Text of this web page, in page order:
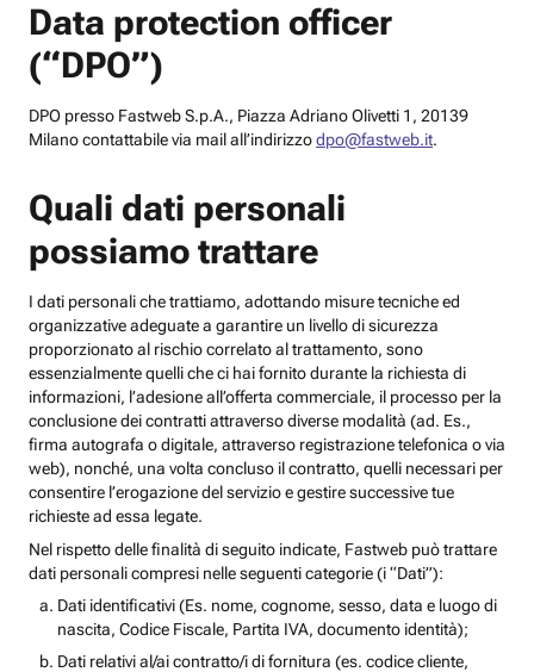
Data protection officer
(“DPO”)
DPO presso Fastweb S.p.A., Piazza Adriano Olivetti 1, 20139
Milano contattabile via mail all’indirizzodpo@fastweb.it.
Quali dati personali
possiamo trattare
I dati personali che trattiamo, adottando misure tecniche ed
organizzative adeguate a garantire un livello di sicurezza
proporzionato al rischio correlato al trattamento, sono
essenzialmente quelli che ci hai fornito durante la richiesta di
informazioni, l’adesione all’offerta commerciale, il processo per la
conclusione dei contratti attraverso diverse modalità (ad. Es.,
firma autografa o digitale, attraverso registrazione telefonica o via
web), nonché, una volta concluso il contratto, quelli necessari per
consentire l’erogazione del servizio e gestire successive tue
richieste ad essa legate.
Nel rispetto delle finalità di seguito indicate, Fastweb può trattare
dati personali compresi nelle seguenti categorie (i “Dati”):
Dati identificativi (Es. nome, cognome, sesso, data e luogo di
nascita, Codice Fiscale, Partita IVA, documento identità);
Dati relativi al/ai contratto/i di fornitura (es. codice cliente,